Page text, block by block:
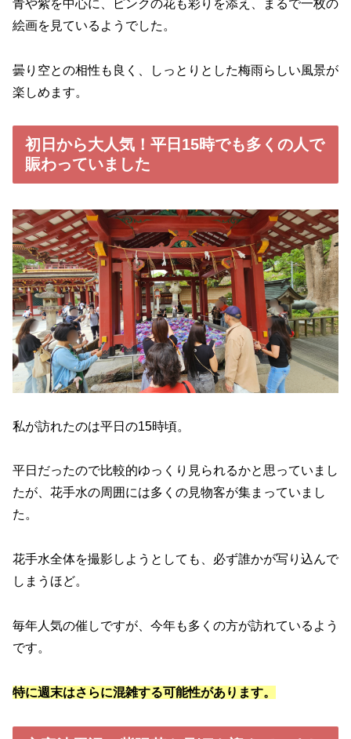
青や紫を中心に、ピンクの花も彩りを添え、まるで一枚の
絵画を見ているようでした。
曇り空との相性も良く、しっとりとした梅雨らしい風景が
楽しめます。
初日から大人気！平日15時でも多くの人で
賑わっていました
私が訪れたのは平日の15時頃。
平日だったので比較的ゆっくり見られるかと思っていまし
たが、花手水の周囲には多くの見物客が集まっていまし
た。
花手水全体を撮影しようとしても、必ず誰かが写り込んで
しまうほど。
毎年人気の催しですが、今年も多くの方が訪れているよう
です。
特に週末はさらに混雑する可能性があります。